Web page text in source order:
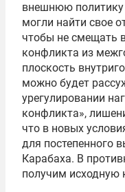
внешнюю
могли найти свое
чтобы не смещать
конфликта из
плоскость
можно будет
урегулировании
конфликта»,
что в новых
для постепенного
Карабаха. В
получим исходную